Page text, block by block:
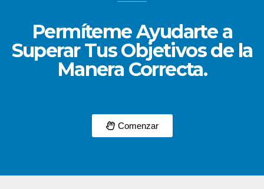
Permíteme Ayudarte a
Superar Tus Objetivos de la
Manera Correcta.
Comenzar